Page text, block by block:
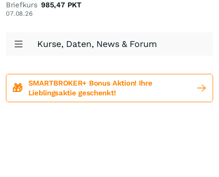
Briefkurs
07.08.26
985,47 PKT
Kurse, Daten, News & Forum
🎁
SMARTBROKER+ Bonus Aktion! Ihre
Lieblingsaktie geschenkt!